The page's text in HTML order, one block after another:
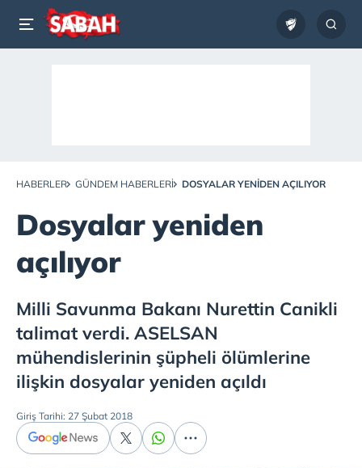
HABERLER GÜNDEM HABERLERI DOSYALAR YENIDEN AÇILIYOR
Dosyalar yeniden
açılıyor
Milli Savunma Bakanı Nurettin Canikli
talimat verdi. ASELSAN
mühendislerinin şüpheli ölümlerine
ilişkin dosyalar yeniden açıldı
Giriş Tarihi: 27 Şubat 2018